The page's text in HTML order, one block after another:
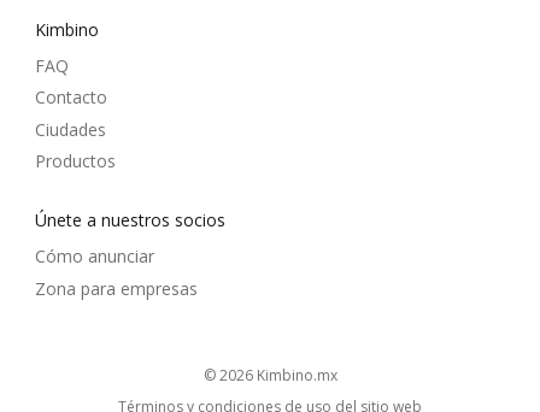
Kimbino
FAQ
Contacto
Ciudades
Productos
Únete a nuestros socios
Cómo anunciar
Zona para empresas
© 2026 kimbino.mx
Términos y condiciones de uso del sitio web